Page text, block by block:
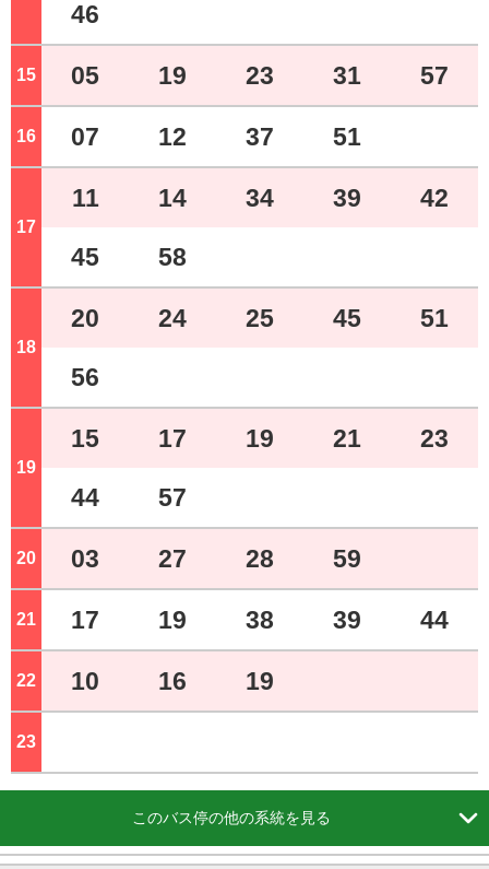
46
15 05 19 23 31 57
16 07 12 37 51
17
11 14 34 39 42
45 58
18
20 24 25 45 51
56
19
15 17 19 21 23
44 57
20 03 27 28 59
21 17 19 38 39 44
22 10 16 19
23
このバス停の他の系統を見る 